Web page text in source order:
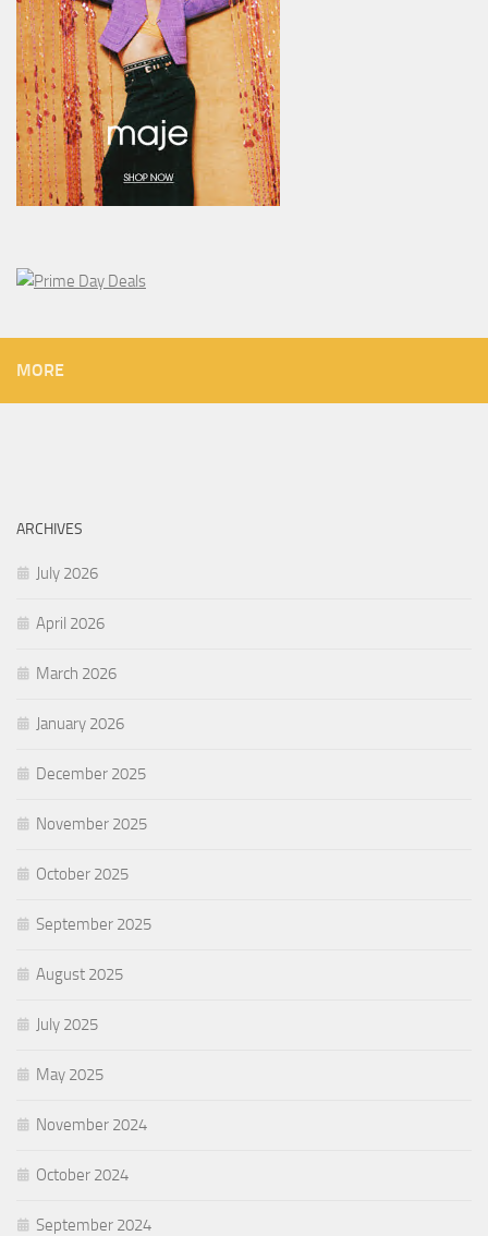
MORE
ARCHIVES
July 2026
April 2026
March 2026
January 2026
December 2025
November 2025
October 2025
September 2025
August 2025
July 2025
May 2025
November 2024
October 2024
September 2024